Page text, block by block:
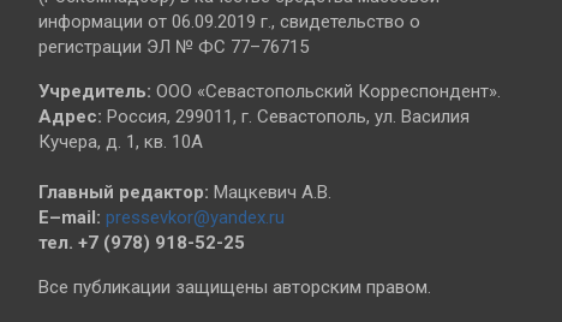
информации от 06.09.2019 г., свидетельство о
регистрации ЭЛ № ФС 77–76715
Учредитель: ООО «Севастопольский Корреспондент».
Адрес: Россия, 299011, г. Севастополь, ул. Василия
Кучера, д. 1, кв. 10А
Главный редактор: Мацкевич А.В.
E–mail: pressevkor@yandex.ru
тел. +7 (978) 918-52-25
Все публикации защищены авторским правом.